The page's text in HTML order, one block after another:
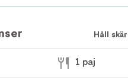
Håll
1 paj